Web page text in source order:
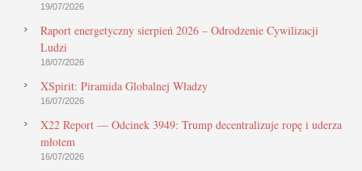
19/07/2026
Raport energetyczny sierpień 2026 – Odrodzenie Cywilizacji
Ludzi
18/07/2026
XSpirit: Piramida Globalnej Władzy
16/07/2026
X22 Report — Odcinek 3949: Trump decentralizuje ropę i uderza
młotem
16/07/2026